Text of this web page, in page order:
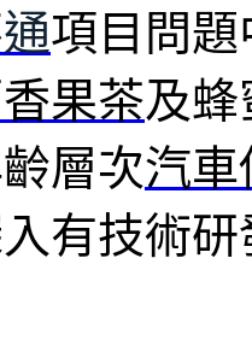
項目問
果茶及
層次汽車
有技術研